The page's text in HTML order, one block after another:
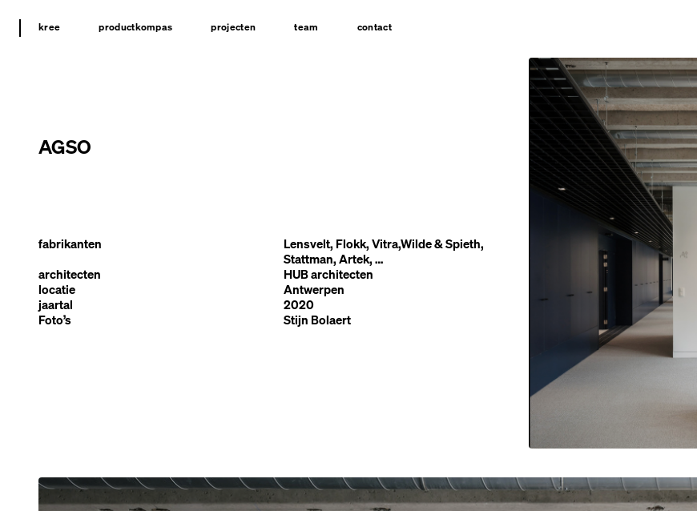
kree productkompas projecten team contact
AGSO
fabrikanten
Lensvelt, Flokk, Vitra,Wilde & Spieth,
Stattman, Artek, …
architecten
HUB architecten
locatie
Antwerpen
jaartal
2020
Foto’s
Stijn Bolaert